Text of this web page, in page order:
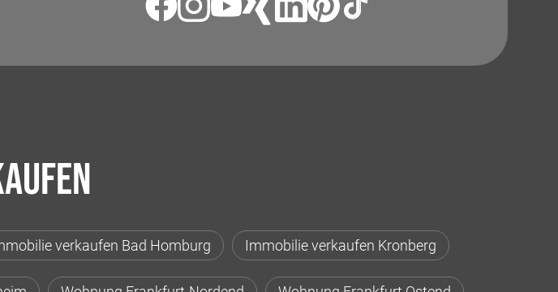
verkaufen Bad Homburg Immobilie verkaufen Kronberg